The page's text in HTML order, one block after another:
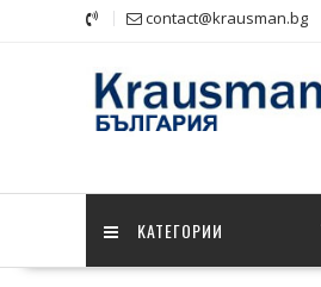
contact@krausman.bg
KАТЕГОРИИ